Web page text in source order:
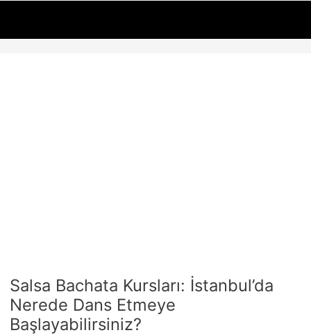
Salsa Bachata Kursları: İstanbul’da
Nerede Dans Etmeye
Başlayabilirsiniz?